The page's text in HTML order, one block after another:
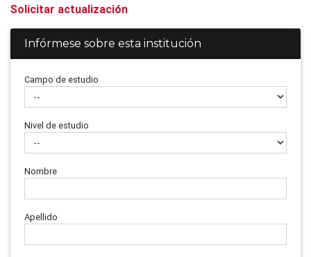
Solicitar actualización
Infórmese sobre esta institución
Campo de estudio
Nivel de estudio
Nombre
Apellido